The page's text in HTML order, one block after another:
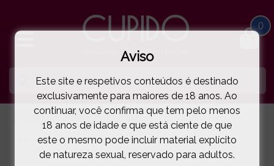
0
BIQUÍNI BRASILEIRO JAMILA( 61-1867JAMILA )
Aviso
Este site e respetivos conteúdos é destinado
exclusivamente para maiores de 18 anos. Ao
continuar, você confirma que tem pelo menos
18 anos de idade e que está ciente de que
este o mesmo pode incluir material explícito
de natureza sexual, reservado para adultos.